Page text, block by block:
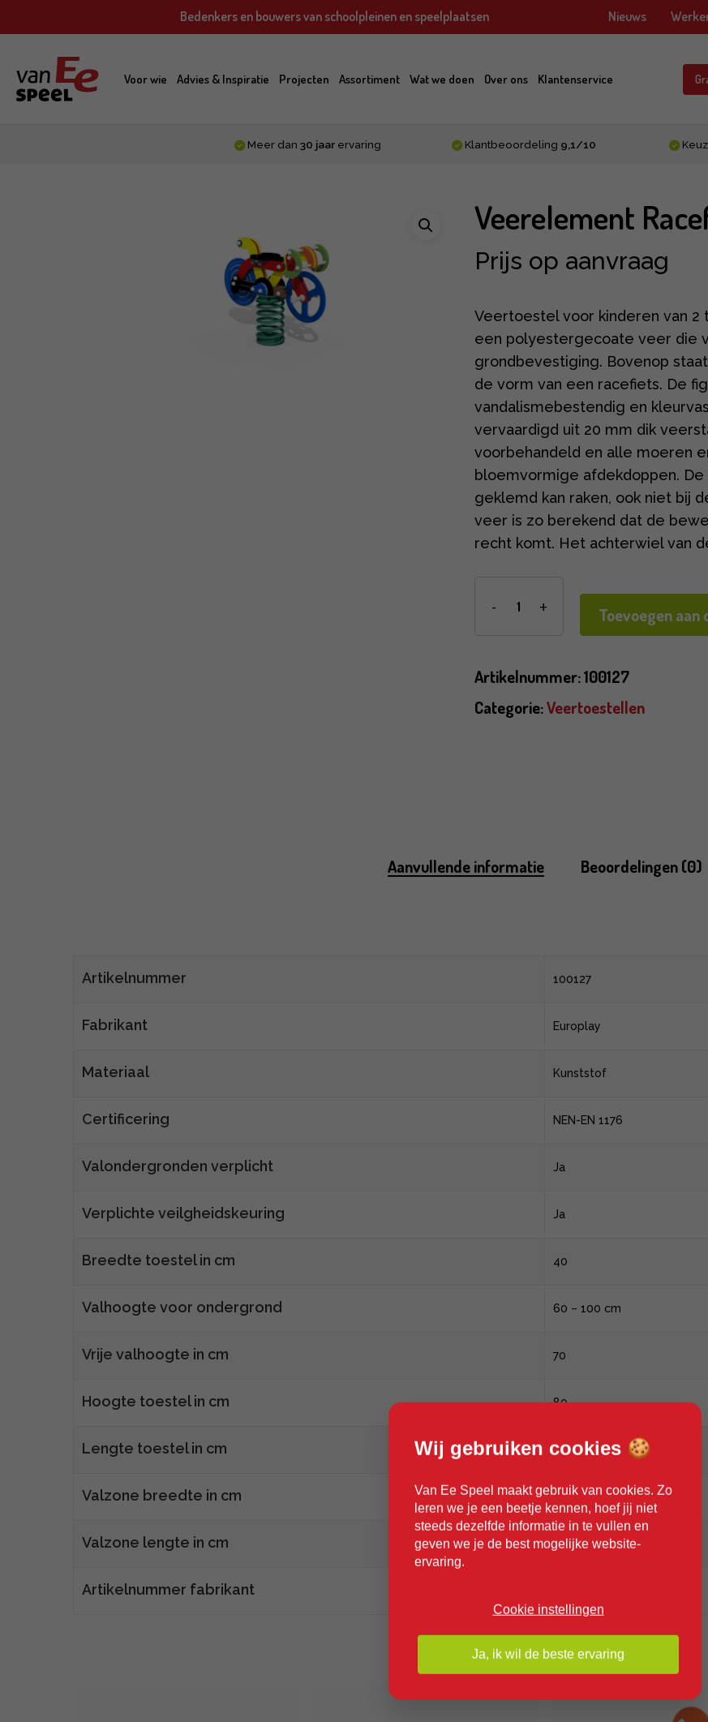
to
content
Bedenkers en bouwers van schoolpleinen en speelplaatsen Nieuws
Voor wie Advies & Inspiratie Projecten Assortiment Wat we doen Over ons Klantenservice
Meer dan 30 jaar ervaring Klantbeoordeling 9,1/10
Veerelement
Prijs op aanvraag
Veertoestel voor kinderen van
een polyestergecoate veer die
grondbevestiging. Bovenop
de vorm van een racefiets. De
vandalismebestendig en
vervaardigd uit 20 mm dik
voorbehandeld en alle moeren
bloemvormige afdekdoppen.
geklemd kan raken, ook niet bij
veer is zo berekend dat de
recht komt. Het achterwiel van
Toevoegen aan
Artikelnummer:100127
Categorie:Veertoestellen
Aanvullende informatie Beoordelingen (0)
Artikelnummer 100127
Fabrikant Europlay
Materiaal Kunststof
Certificering NEN-EN 1176
Valondergronden verplicht Ja
Verplichte veilgheidskeuring Ja
Breedte toestel in cm 40
Valhoogte voor ondergrond 60 – 100 cm
Vrije valhoogte in cm 70
Hoogte toestel in cm 80
Lengte toestel in cm 110
Valzone breedte in cm 232
Valzone lengte in cm 308
Artikelnummer fabrikant
Wij gebruiken cookies 🍪
Van Ee Speel maakt gebruik van cookies. Zo
leren we je een beetje kennen, hoef jij niet
steeds dezelfde informatie in te vullen en
geven we je de best mogelijke website-
ervaring.
Cookie instellingen
Ja, ik wil de beste ervaring